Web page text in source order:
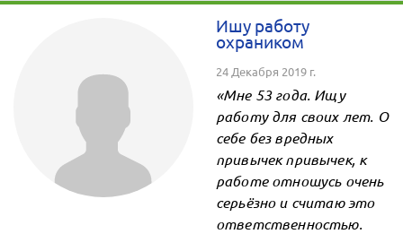
Ишу работу
охраником
24 Декабря 2019 г.
«Мне 53 года. Ищу
работу для своих лет. О
себе без вредных
привычек привычек, к
работе отношусь очень
серьёзно и считаю это
ответственностью.